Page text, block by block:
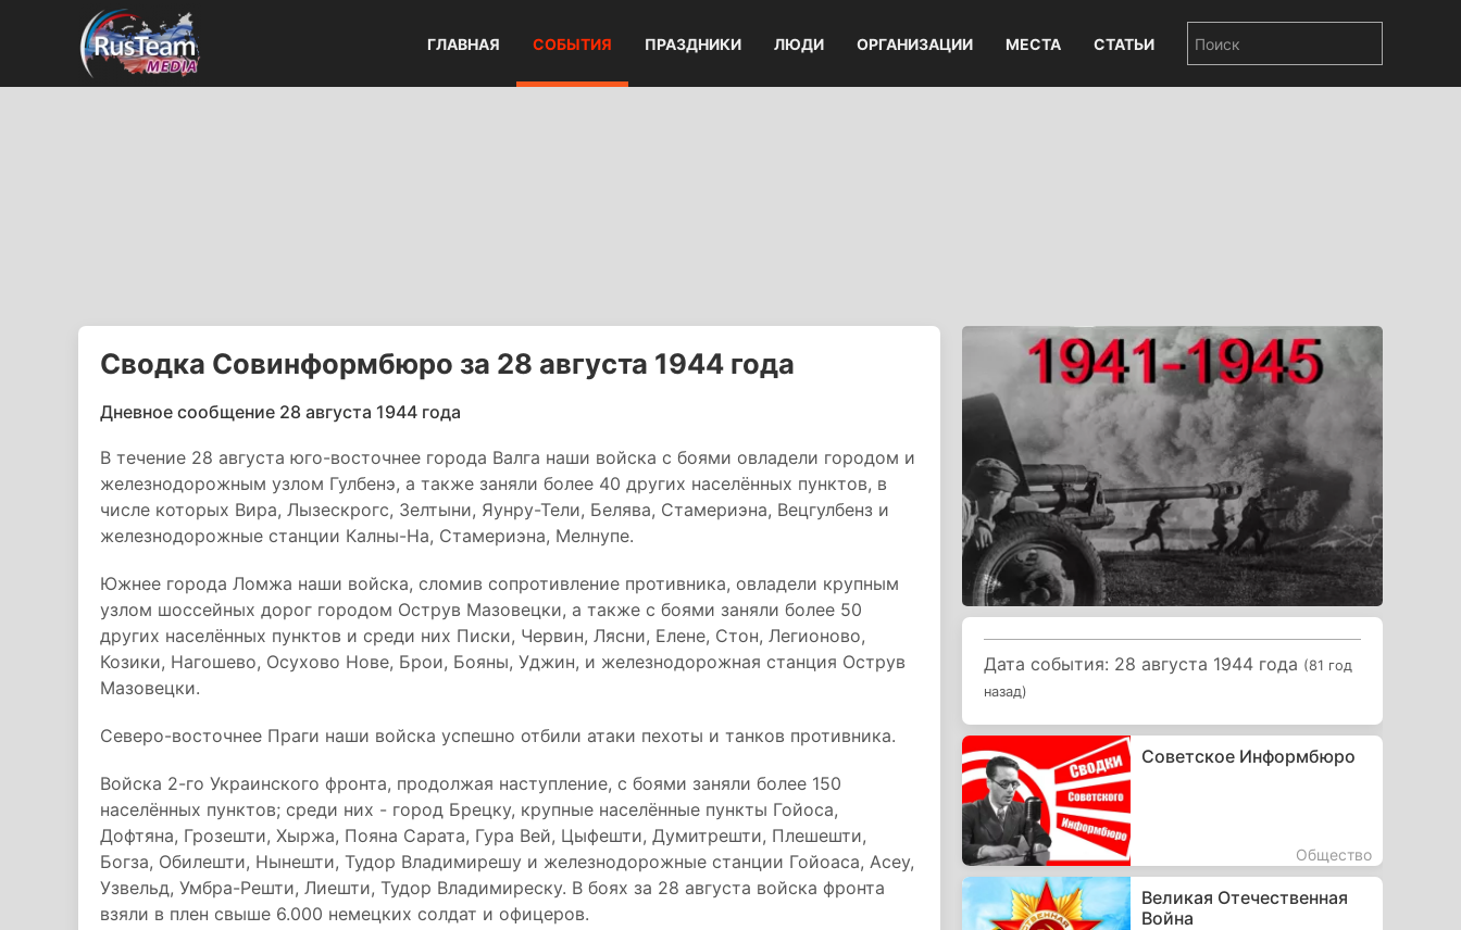
ГЛАВНАЯ СОБЫТИЯ ПРАЗДНИКИ ЛЮДИ ОРГАНИЗАЦИИ МЕСТА СТАТЬИ
Сводка Совинформбюро за 28 августа 1944 года
Дневное сообщение 28 августа 1944 года
В течение 28 августа юго-восточнее города Валга наши войска с боями овладели городом и
железнодорожным узлом Гулбенэ, а также заняли более 40 других населённых пунктов, в
числе которых Вира, Лызескрогс, Зелтыни, Яунру-Тели, Белява, Стамериэна, Вецгулбенз и
железнодорожные станции Калны-На, Стамериэна, Мелнупе.
Южнее города Ломжа наши войска, сломив сопротивление противника, овладели крупным
узлом шоссейных дорог городом Острув Мазовецки, а также с боями заняли более 50
других населённых пунктов и среди них Писки, Червин, Лясни, Елене, Стон, Легионово,
Козики, Нагошево, Осухово Нове, Брои, Бояны, Уджин, и железнодорожная станция Острув
Мазовецки.
Северо-восточнее Праги наши войска успешно отбили атаки пехоты и танков противника.
Войска 2-го Украинского фронта, продолжая наступление, с боями заняли более 150
населённых пунктов; среди них - город Брецку, крупные населённые пункты Гойоса,
Дофтяна, Грозешти, Хыржа, Пояна Сарата, Гура Вей, Цыфешти, Думитрешти, Плешешти,
Богза, Обилешти, Нынешти, Тудор Владимирешу и железнодорожные станции Гойоаса, Асеу,
Узвельд, Умбра-Решти, Лиешти, Тудор Владимиреску. В боях за 28 августа войска фронта
взяли в плен свыше 6.000 немецких солдат и офицеров.
Дата события: 28 августа 1944 года (81 год
назад)
Советское Информбюро
Общество
Великая Отечественная
Война